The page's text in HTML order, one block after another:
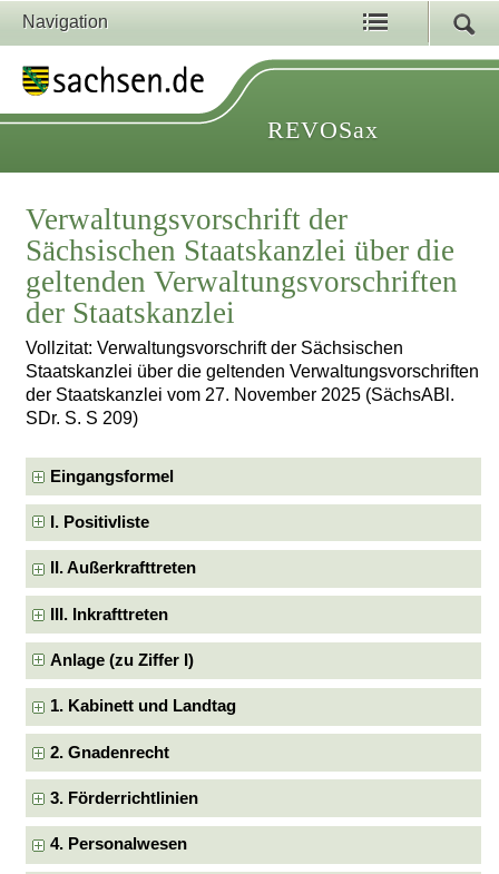
Navigation
REVOSax
Verwaltungsvorschrift der
Sächsischen Staatskanzlei über die
geltenden Verwaltungsvorschriften
der Staatskanzlei
Vollzitat: Verwaltungsvorschrift der Sächsischen
Staatskanzlei über die geltenden Verwaltungsvorschriften
der Staatskanzlei vom 27. November 2025 (SächsABl.
SDr. S. S 209)
Eingangsformel
I. Positivliste
II. Außerkrafttreten
III. Inkrafttreten
Anlage (zu Ziffer I)
1. Kabinett und Landtag
2. Gnadenrecht
3. Förderrichtlinien
4. Personalwesen